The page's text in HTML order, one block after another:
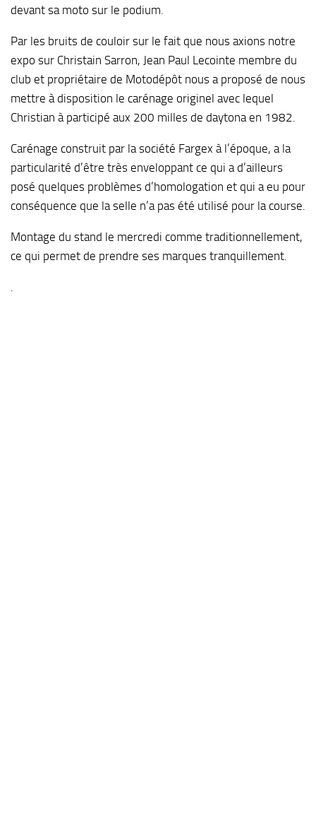
devant sa moto sur le podium.
Par les bruits de couloir sur le fait que nous axions notre
expo sur Christain Sarron, Jean Paul Lecointe membre du
club et propriétaire de Motodépôt nous a proposé de nous
mettre à disposition le carénage originel avec lequel
Christian à participé aux 200 milles de daytona en 1982.
Carénage construit par la société Fargex à l’époque, a la
particularité d’être très enveloppant ce qui a d’ailleurs
posé quelques problèmes d’homologation et qui a eu pour
conséquence que la selle n’a pas été utilisé pour la course.
Montage du stand le mercredi comme traditionnellement,
ce qui permet de prendre ses marques tranquillement.
.